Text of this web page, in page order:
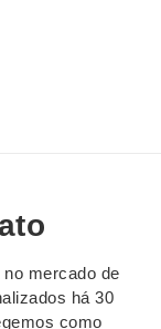
mercado de
há 30
como